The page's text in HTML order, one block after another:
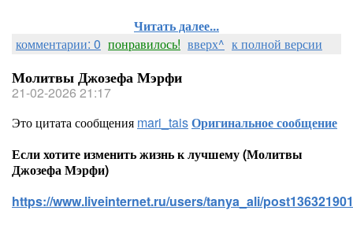
Читать далее...
комментарии: 0 понравилось! вверх^ к полной версии
Молитвы Джозефа Мэрфи
21-02-2026 21:17
Это цитата сообщения mari_taisОригинальное сообщение
Если хотите изменить жизнь к лучшему (Молитвы
Джозефа Мэрфи)
https://www.liveinternet.ru/users/tanya_ali/